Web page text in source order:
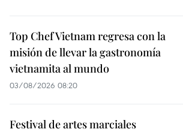
Top Chef Vietnam regresa con la
misión de llevar la gastronomía
vietnamita al mundo
03/08/2026 08:20
Festival de artes marciales